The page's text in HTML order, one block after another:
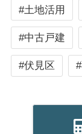
#土地活用
#中古戸建
#伏見区